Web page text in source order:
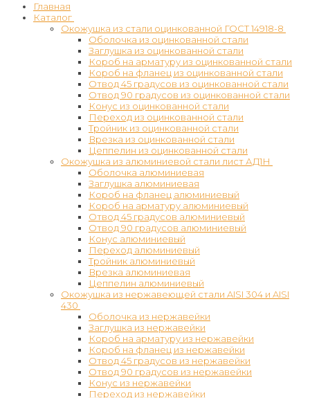
Главная
Каталог
Окожушка из стали оцинкованной ГОСТ 14918-8
Оболочка из оцинкованной стали
Заглушка из оцинкованной стали
Короб на арматуру из оцинкованной стали
Короб на фланец из оцинкованной стали
Отвод 45 градусов из оцинкованной стали
Отвод 90 градусов из оцинкованной стали
Конус из оцинкованной стали
Переход из оцинкованной стали
Тройник из оцинкованной стали
Врезка из оцинкованной стали
Цеппелин из оцинкованной стали
Окожушка из алюминиевой стали лист АД1Н
Оболочка алюминиевая
Заглушка алюминиевая
Короб на фланец алюминиевый
Короб на арматуру алюминиевый
Отвод 45 градусов алюминиевый
Отвод 90 градусов алюминиевый
Конус алюминиевый
Переход алюминиевый
Тройник алюминиевый
Врезка алюминиевая
Цеппелин алюминиевый
Окожушка из нержавеющей стали AISI 304 и AISI
430
Оболочка из нержавейки
Заглушка из нержавейки
Короб на арматуру из нержавейки
Короб на фланец из нержавейки
Отвод 45 градусов из нержавейки
Отвод 90 градусов из нержавейки
Конус из нержавейки
Переход из нержавейки